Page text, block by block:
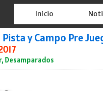
Inicio
Pista y Campo Pre
Desamparados